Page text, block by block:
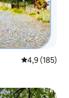
Μέση
4,9 (185)